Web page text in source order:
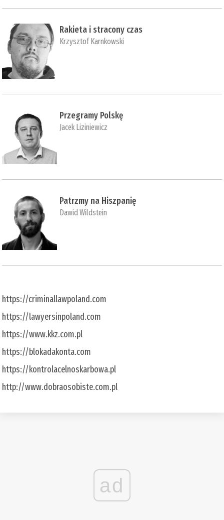
Rakieta i stracony czas
Krzysztof Karnkowski
Przegramy Polskę
Jacek Liziniewicz
Patrzmy na Hiszpanię
Dawid Wildstein
https://criminallawpoland.com
https://lawyersinpoland.com
https://www.kkz.com.pl
https://blokadakonta.com
https://kontrolacelnoskarbowa.pl
http://www.dobraosobiste.com.pl
ad